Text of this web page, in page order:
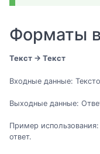
Форматы
Текст → Текст
Входные данные:
Выходные данные:
Пример
ответ.